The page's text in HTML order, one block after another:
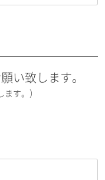
い致します。
ます。）